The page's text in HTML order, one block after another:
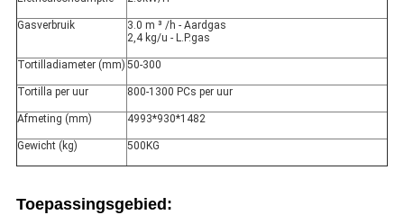
Gasverbruik
3.0 m ³ /h - Aardgas
2,4 kg/u - L.P.gas
Tortilladiameter (mm) 50-300
Tortilla per uur 800-1300 PCs per uur
Afmeting (mm) 4993*930*1482
Gewicht (kg) 500KG
Toepassingsgebied: